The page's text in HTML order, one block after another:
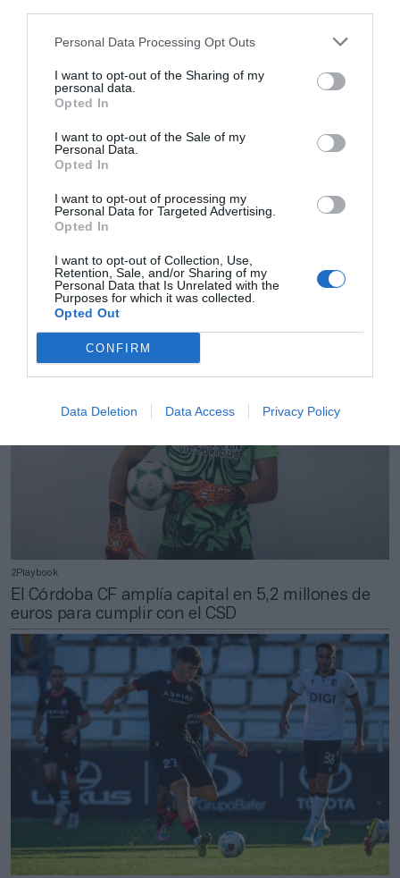
Personal Data Processing Opt Outs
I want to opt-out of the Sharing of my
personal data.
Opted In
I want to opt-out of the Sale of my
Personal Data.
Opted In
I want to opt-out of processing my
Personal Data for Targeted Advertising.
Opted In
I want to opt-out of Collection, Use,
Retention, Sale, and/or Sharing of my
Personal Data that Is Unrelated with the
Purposes for which it was collected.
Opted Out
CONFIRM
Data Deletion Data Access Privacy Policy
De la Ryder Cup al Rally de Canarias: las
competiciones que percibirán 21 millones del
Gobierno
2Playbook
El Córdoba CF amplía capital en 5,2 millones de
euros para cumplir con el CSD